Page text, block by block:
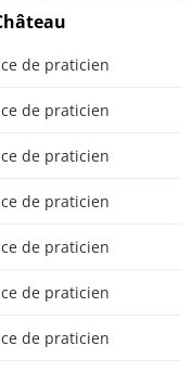
de praticien
de praticien
de praticien
de praticien
de praticien
de praticien
de praticien